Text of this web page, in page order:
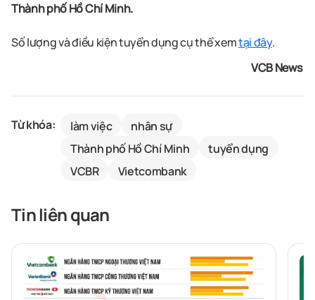
Thành phố Hồ Chí Minh.
Số lượng và điều kiện tuyển dụng cụ thể xemtại đây.
VCB News
Từ khóa: làm việc
nhân sự
Thành phố Hồ Chí Minh
tuyển dụng
VCBR
Vietcombank
Tin liên quan